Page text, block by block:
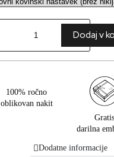
Dodaj v
100% ročno
oblikovan nakit
Gratis
darilna
Dodatne informacije